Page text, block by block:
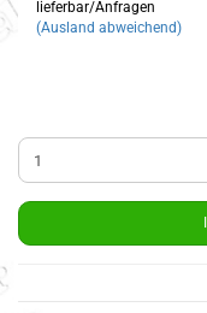
lieferbar/Anfragen
(Ausland abweichend)